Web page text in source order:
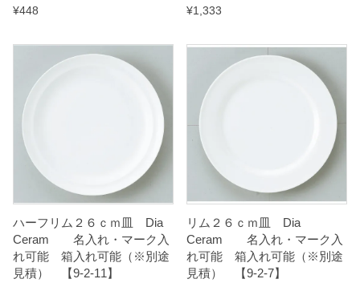
i¥448 ¥1,333
ハーフリム２６ｃｍ皿 Dia
Ceram 名入れ・マーク入
れ可能 箱入れ可能（※別途
見積） 【9-2-11】
リム２６ｃｍ皿 Dia
Ceram 名入れ・マーク入
れ可能 箱入れ可能（※別途
見積） 【9-2-7】